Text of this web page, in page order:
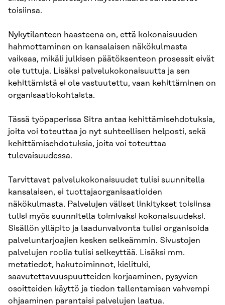
toisiinsa.
Nykytilanteen haasteena on, että kokonaisuuden
hahmottaminen on kansalaisen näkökulmasta
vaikeaa, mikäli julkisen päätöksenteon prosessit eivät
ole tuttuja. Lisäksi palvelukokonaisuutta ja sen
kehittämistä ei ole vastuutettu, vaan kehittäminen on
organisaatiokohtaista.
Tässä työpaperissa Sitra antaa kehittämisehdotuksia,
joita voi toteuttaa jo nyt suhteellisen helposti, sekä
kehittämisehdotuksia, joita voi toteuttaa
tulevaisuudessa.
Tarvittavat palvelukokonaisuudet tulisi suunnitella
kansalaisen, ei tuottajaorganisaatioiden
näkökulmasta. Palvelujen väliset linkitykset toisiinsa
tulisi myös suunnitella toimivaksi kokonaisuudeksi.
Sisällön ylläpito ja laadunvalvonta tulisi organisoida
palveluntarjoajien kesken selkeämmin. Sivustojen
palvelujen roolia tulisi selkeyttää. Lisäksi mm.
metatiedot, hakutoiminnot, kielituki,
saavutettavuuspuutteiden korjaaminen, pysyvien
osoitteiden käyttö ja tiedon tallentamisen vahvempi
ohjaaminen parantaisi palvelujen laatua.